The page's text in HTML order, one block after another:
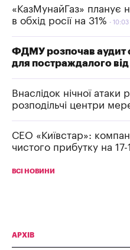
«КазМунайГаз» планує
в обхід росії на 31%
10:03
ФДМУ розпочав аудит
для постраждалого від
Внаслідок нічної
розподільчі центри
СЕО «Київстар»:
чистого прибутку на
ВСІ НОВИНИ
АРХІВ